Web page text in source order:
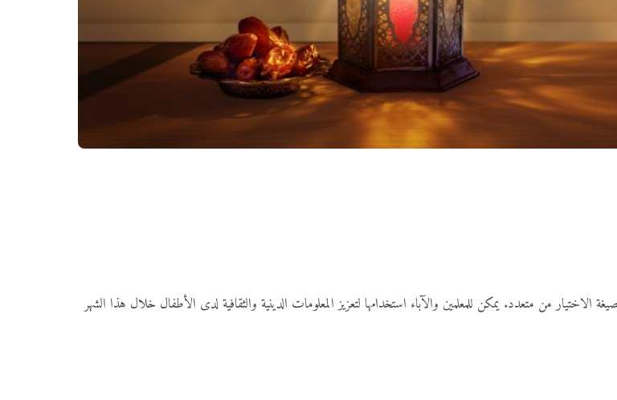
الاختيار من متعدد. يمكن للمعلمين والآباء استخدامها لتعزيز المعلومات الدينية والثقافية لدى الأطفال خلال هذا الشهر